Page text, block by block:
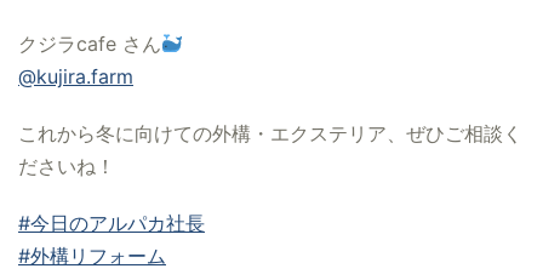
クジラcafe さん
@kujira.farm
これから冬に向けての外構・エクステリア、ぜひご相談く
ださいね！
#今日のアルパカ社長
#外構リフォーム